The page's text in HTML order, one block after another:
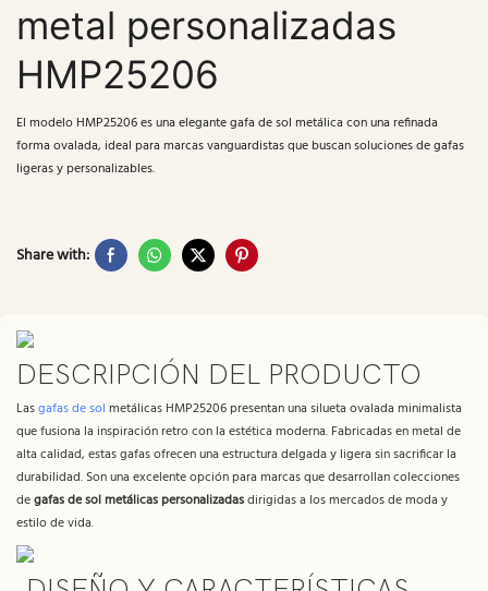
metal personalizadas
HMP25206
El modelo HMP25206 es una elegante gafa de sol metálica con una refinada
forma ovalada, ideal para marcas vanguardistas que buscan soluciones de gafas
ligeras y personalizables.
Share with:
DESCRIPCIÓN DEL PRODUCTO
Lasgafas de sol metálicas HMP25206 presentan una silueta ovalada minimalista
que fusiona la inspiración retro con la estética moderna. Fabricadas en metal de
alta calidad, estas gafas ofrecen una estructura delgada y ligera sin sacrificar la
durabilidad. Son una excelente opción para marcas que desarrollan colecciones
degafas de sol metálicas personalizadasdirigidas a los mercados de moda y
estilo de vida.